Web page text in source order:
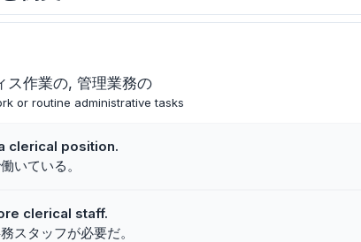
ス作業の 管理業務の
or routine administrative tasks
clerical position.
いている。
clerical staff.
スタッフが必要だ。